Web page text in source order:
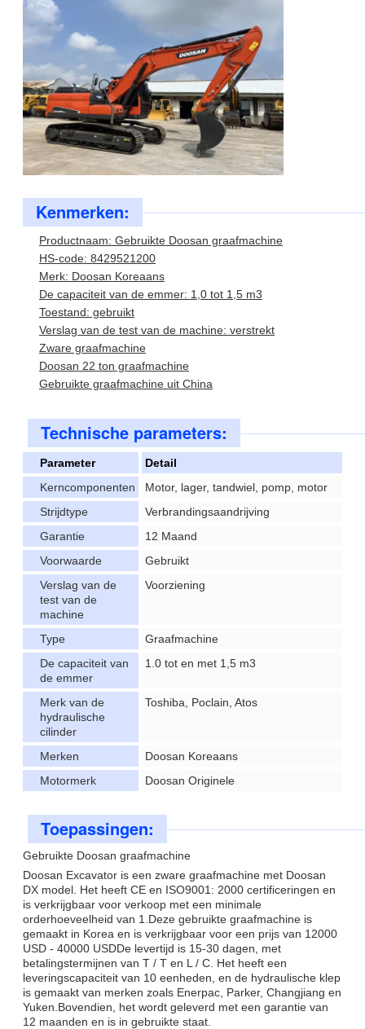
Kenmerken:
Productnaam: Gebruikte Doosan graafmachine
HS-code: 8429521200
Merk: Doosan Koreaans
De capaciteit van de emmer: 1,0 tot 1,5 m3
Toestand: gebruikt
Verslag van de test van de machine: verstrekt
Zware graafmachine
Doosan 22 ton graafmachine
Gebruikte graafmachine uit China
Technische parameters:
Parameter
Detail
Kerncomponenten
Motor, lager, tandwiel, pomp, motor
Strijdtype
Verbrandingsaandrijving
Garantie
12 Maand
Voorwaarde
Gebruikt
Verslag van de
test van de
machine
Voorziening
Type
Graafmachine
De capaciteit van
de emmer
1.0 tot en met 1,5 m3
Merk van de
hydraulische
cilinder
Toshiba, Poclain, Atos
Merken
Doosan Koreaans
Motormerk
Doosan Originele
Toepassingen:
Gebruikte Doosan graafmachine
Doosan Excavator is een zware graafmachine met Doosan
DX model. Het heeft CE en ISO9001: 2000 certificeringen en
is verkrijgbaar voor verkoop met een minimale
orderhoeveelheid van 1.Deze gebruikte graafmachine is
gemaakt in Korea en is verkrijgbaar voor een prijs van 12000
USD - 40000 USDDe levertijd is 15-30 dagen, met
betalingstermijnen van T / T en L / C. Het heeft een
leveringscapaciteit van 10 eenheden, en de hydraulische klep
is gemaakt van merken zoals Enerpac, Parker, Changjiang en
Yuken.Bovendien, het wordt geleverd met een garantie van
12 maanden en is in gebruikte staat.